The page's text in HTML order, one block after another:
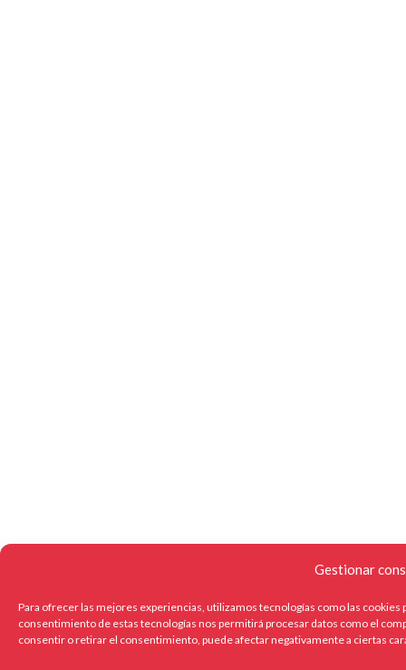
Gestionar
Para ofrecer las mejores experiencias, utilizamos tecnologías como las cookies
consentimiento de estas tecnologías nos permitirá procesar datos como el
consentir o retirar el consentimiento, puede afectar negativamente a ciertas